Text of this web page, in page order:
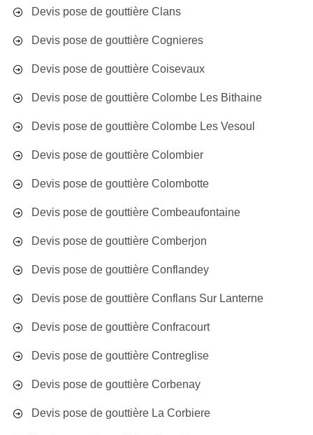
Devis pose de gouttière Clans
Devis pose de gouttière Cognieres
Devis pose de gouttière Coisevaux
Devis pose de gouttière Colombe Les Bithaine
Devis pose de gouttière Colombe Les Vesoul
Devis pose de gouttière Colombier
Devis pose de gouttière Colombotte
Devis pose de gouttière Combeaufontaine
Devis pose de gouttière Comberjon
Devis pose de gouttière Conflandey
Devis pose de gouttière Conflans Sur Lanterne
Devis pose de gouttière Confracourt
Devis pose de gouttière Contreglise
Devis pose de gouttière Corbenay
Devis pose de gouttière La Corbiere